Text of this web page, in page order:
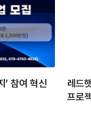
’ 참여 혁신
레드
프로